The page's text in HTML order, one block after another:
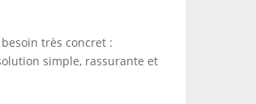
très concret :
simple, rassurante et